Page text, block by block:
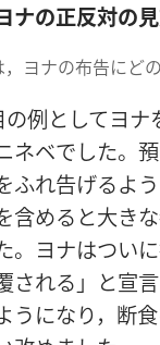
ナの正反対の
ヨナの布告にど
例としてヨ
ネベでした。
ふれ告げるよ
含めると大き
。ヨナはつい
される」と宣
うになり，断